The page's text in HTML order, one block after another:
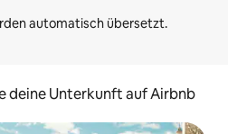
deine Unterkunft auf Airbnb